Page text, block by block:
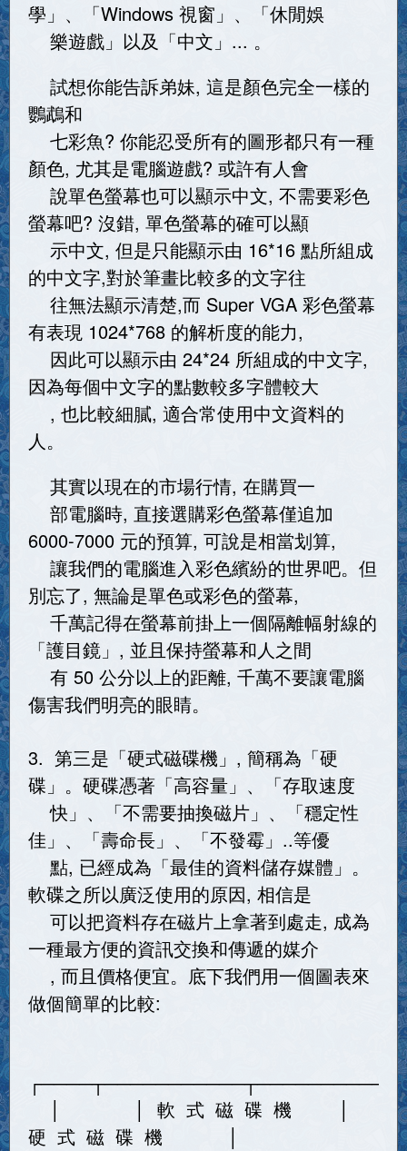
學」、「Windows 視窗」、「休閒娛
樂遊戲」以及「中文」... 。
試想你能告訴弟妹, 這是顏色完全一樣的
鸚鵡和
七彩魚? 你能忍受所有的圖形都只有一種
顏色, 尤其是電腦遊戲? 或許有人會
說單色螢幕也可以顯示中文, 不需要彩色
螢幕吧? 沒錯, 單色螢幕的確可以顯
示中文, 但是只能顯示由 16*16 點所組成
的中文字,對於筆畫比較多的文字往
往無法顯示清楚,而 Super VGA 彩色螢幕
有表現 1024*768 的解析度的能力,
因此可以顯示由 24*24 所組成的中文字,
因為每個中文字的點數較多字體較大
, 也比較細膩, 適合常使用中文資料的
人。
其實以現在的市場行情, 在購買一
部電腦時, 直接選購彩色螢幕僅追加
6000-7000 元的預算, 可說是相當划算,
讓我們的電腦進入彩色繽紛的世界吧。但
別忘了, 無論是單色或彩色的螢幕,
千萬記得在螢幕前掛上一個隔離幅射線的
「護目鏡」, 並且保持螢幕和人之間
有 50 公分以上的距離, 千萬不要讓電腦
傷害我們明亮的眼睛。
3. 第三是「硬式磁碟機」, 簡稱為「硬
碟」。硬碟憑著「高容量」、「存取速度
快」、「不需要抽換磁片」、「穩定性
佳」、「壽命長」、「不發霉」..等優
點, 已經成為「最佳的資料儲存媒體」。
軟碟之所以廣泛使用的原因, 相信是
可以把資料存在磁片上拿著到處走, 成為
一種最方便的資訊交換和傳遞的媒介
, 而且價格便宜。底下我們用一個圖表來
做個簡單的比較:
│ │ 軟 式 磁 碟 機 │
硬 式 磁 碟 機 │